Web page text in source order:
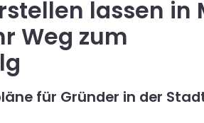
lassen in
Weg zum
für Gründer in der